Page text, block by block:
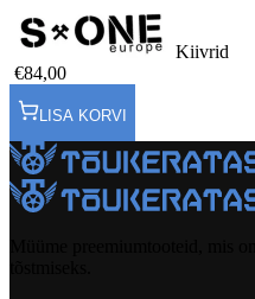
Kiivrid
€84,00
LISA KORVI